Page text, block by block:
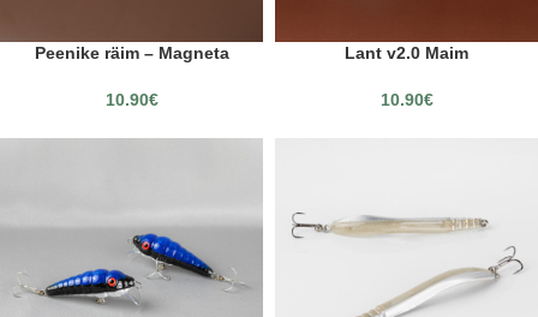
Peenike räim – Magneta
10.90€
Lant v2.0 Maim
10.90€